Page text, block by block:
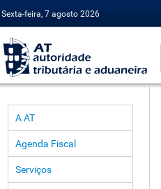
Sexta-feira, 7 agosto 2026
A AT
Agenda Fiscal
Serviços